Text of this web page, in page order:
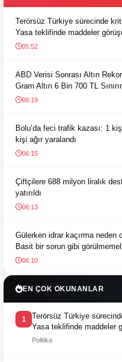
Terörsüz Türkiye sürecinde
Yasa teklifinde maddeler
05:52
ABD Verisi Sonrası Altın
Gram Altın 6 Bin 700 TL
06:19
Bolu’da feci trafik kazası: 1
kişi ağır yaralandı
06:15
Çiftçilere 688 milyon liralık
yatırıldı
06:13
Gülerken idrar kaçırma neden
Basit bir sorun gibi görülmemeli
06:10
EN ÇOK OKUNANLAR
1
Terörsüz Türkiye
Yasa teklifinde maddeler
Politika